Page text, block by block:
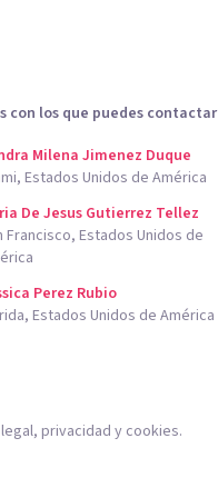
con los que puedes contactar
Milena Jimenez Duque
Estados Unidos de América
De Jesus Gutierrez Tellez
Francisco, Estados Unidos de
Perez Rubio
Estados Unidos de América
, privacidad y cookies.